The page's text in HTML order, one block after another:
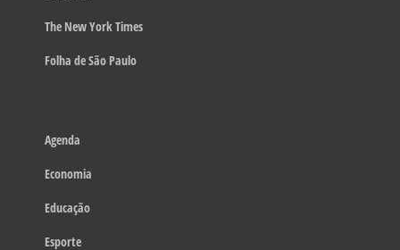
The New York Times
Folha de São Paulo
Agenda
Economia
Educação
Esporte